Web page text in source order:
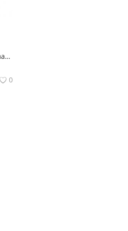
ER703WP-4G-Outdoor Omada 4G+ Cat6 AX3000 Wi-Fi 6 наружный/внутренний шлюз
0